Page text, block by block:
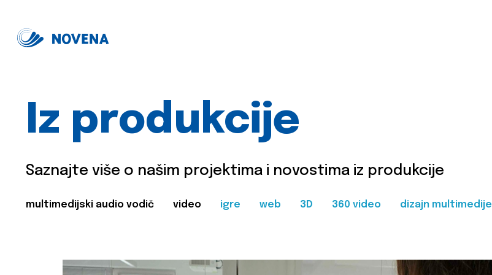
Iz produkcije
Saznajte više o našim projektima i novostima iz produkcije
multimedijski audio vodič video igre web 3D 360 video dizajn multimedije